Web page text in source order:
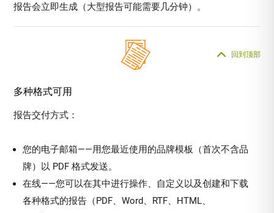
报告会立即生成（大型报告可能需要几分钟）。
多种格式可用
回到顶部
报告交付方式：
您的电子邮箱——用您最近使用的品牌模板（首次不含品
牌）以 PDF 格式发送。
在线——您可以在其中进行操作、自定义以及创建和下载
各种格式的报告（PDF、Word、RTF、HTML、